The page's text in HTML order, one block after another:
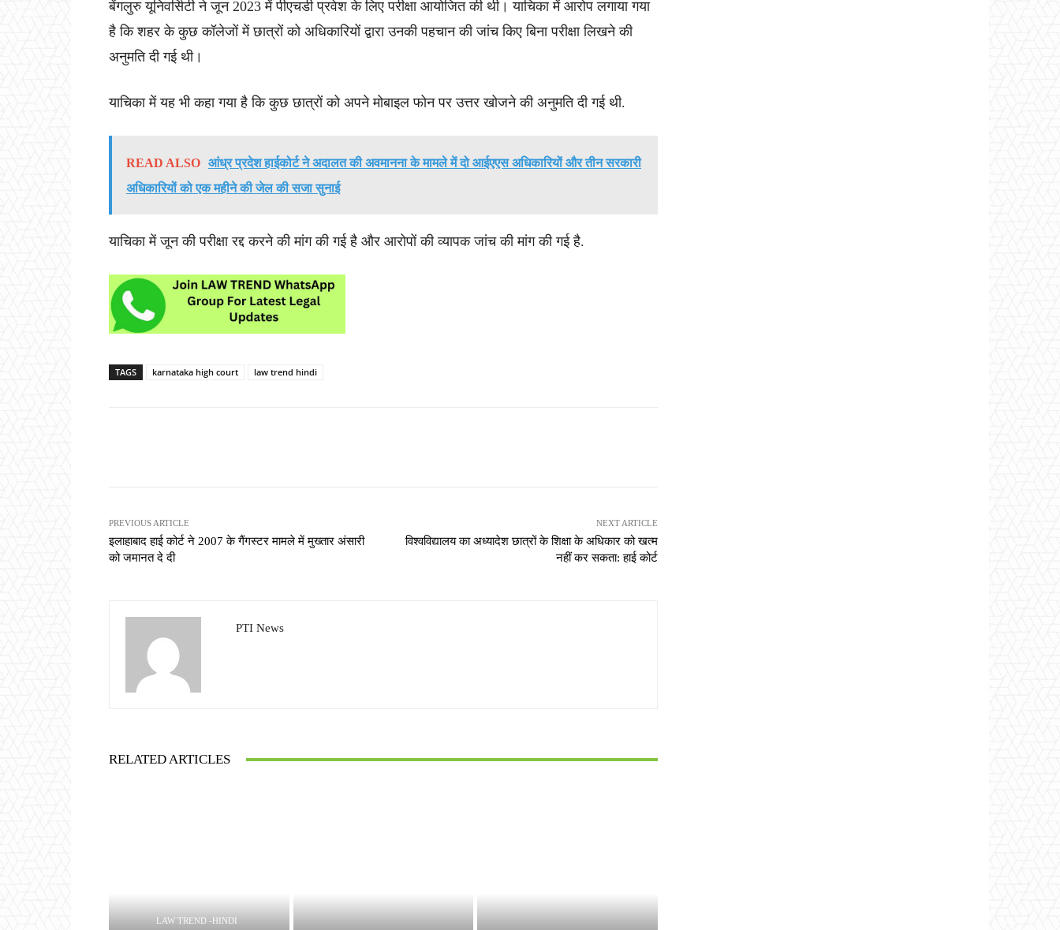
बेंगलुरु यूनिवर्सिटी ने जून 2023 में पीएचडी प्रवेश के लिए परीक्षा आयोजित की थी। याचिका में आरोप लगाया गया
है कि शहर के कुछ कॉलेजों में छात्रों को अधिकारियों द्वारा उनकी पहचान की जांच किए बिना परीक्षा लिखने की
अनुमति दी गई थी।
याचिका में यह भी कहा गया है कि कुछ छात्रों को अपने मोबाइल फोन पर उत्तर खोजने की अनुमति दी गई थी.
READ ALSO आंध्र प्रदेश हाईकोर्ट ने अदालत की अवमानना के मामले में दो आईएएस अधिकारियों और तीन सरकारी
अधिकारियों को एक महीने की जेल की सजा सुनाई
याचिका में जून की परीक्षा रद्द करने की मांग की गई है और आरोपों की व्यापक जांच की मांग की गई है.
TAGS karnataka high court law trend hindi
PREVIOUS ARTICLE
इलाहाबाद हाई कोर्ट ने 2007 के गैंगस्टर मामले में मुख्तार अंसारी
को जमानत दे दी
NEXT ARTICLE
विश्वविद्यालय का अध्यादेश छात्रों के शिक्षा के अधिकार को खत्म
नहीं कर सकता: हाई कोर्ट
PTI News
RELATED ARTICLES
LAW TREND -HINDI